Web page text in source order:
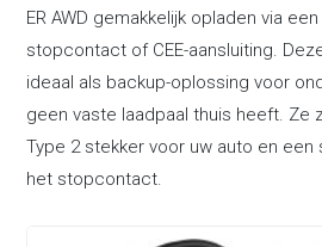
ER AWD gemakkelijk opladen via
stopcontact of CEE-aansluiting.
ideaal als backup-oplossing voor
geen vaste laadpaal thuis heeft. Ze
Type 2 stekker voor uw auto en
het stopcontact.